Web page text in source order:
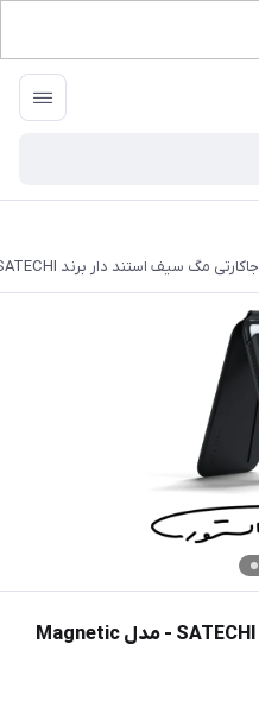
جاکارتی مگ سیف استند‌ دار برند SATECHI - مدل Magnetic Wallet Stand
جاکارتی مگ سیف استند‌ دار برند SATECHI - مدل Magnetic